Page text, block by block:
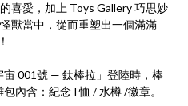
喜愛，加上 Toys Gallery 巧思妙
獸當中，從而重塑出一個滿滿
001號 — 鈦棒拉」登陸時，棒
內含：紀念T恤 / 水樽 /徽章。